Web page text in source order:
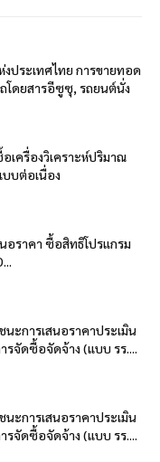
ประเทศไทย การขายทอด
โดยสารอีซูซุ, รถยนต์นั่ง
เครื่องวิเคราะห์ปริมาณ
บบต่อเนื่อง
อราคา ซื้อสิทธิโปรแกรม
นะการเสนอราคาประเมิน
รจัดซื้อจัดจ้าง (แบบ รร....
นะการเสนอราคาประเมิน
รจัดซื้อจัดจ้าง (แบบ รร....